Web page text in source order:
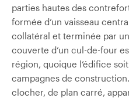
parties hautes des
formée d’un vaisseau
collatéral et terminée par
couverte d’un cul-de-four
région, quoique l’édifice
campagnes de construction.
clocher, de plan carré,